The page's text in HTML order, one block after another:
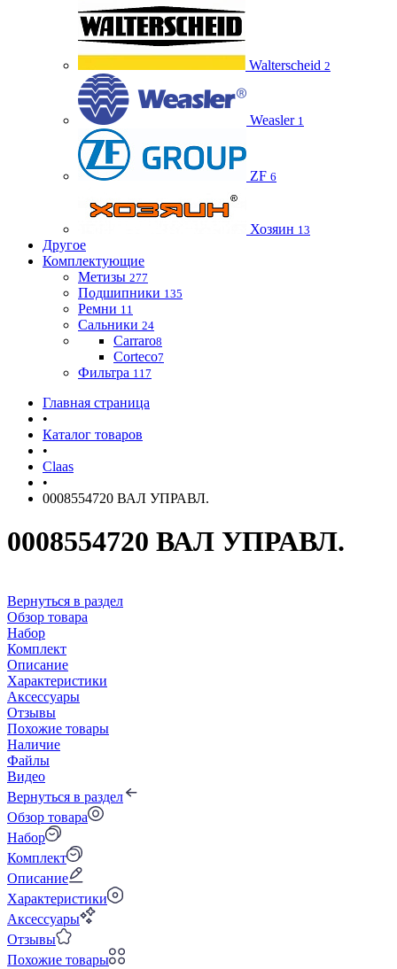
Walterscheid 2
Weasler 1
ZF 6
Хозяин 13
Другое
Комплектующие
Метизы 277
Подшипники 135
Ремни 11
Сальники 24
Carraro8
Corteco7
Фильтра 117
Главная страница
•
Каталог товаров
•
Claas
•
0008554720 ВАЛ УПРАВЛ.
0008554720 ВАЛ УПРАВЛ.
Вернуться в раздел
Обзор товара
Набор
Комплект
Описание
Характеристики
Аксессуары
Отзывы
Похожие товары
Наличие
Файлы
Видео
Вернуться в раздел
Обзор товара
Набор
Комплект
Описание
Характеристики
Аксессуары
Отзывы
Похожие товары